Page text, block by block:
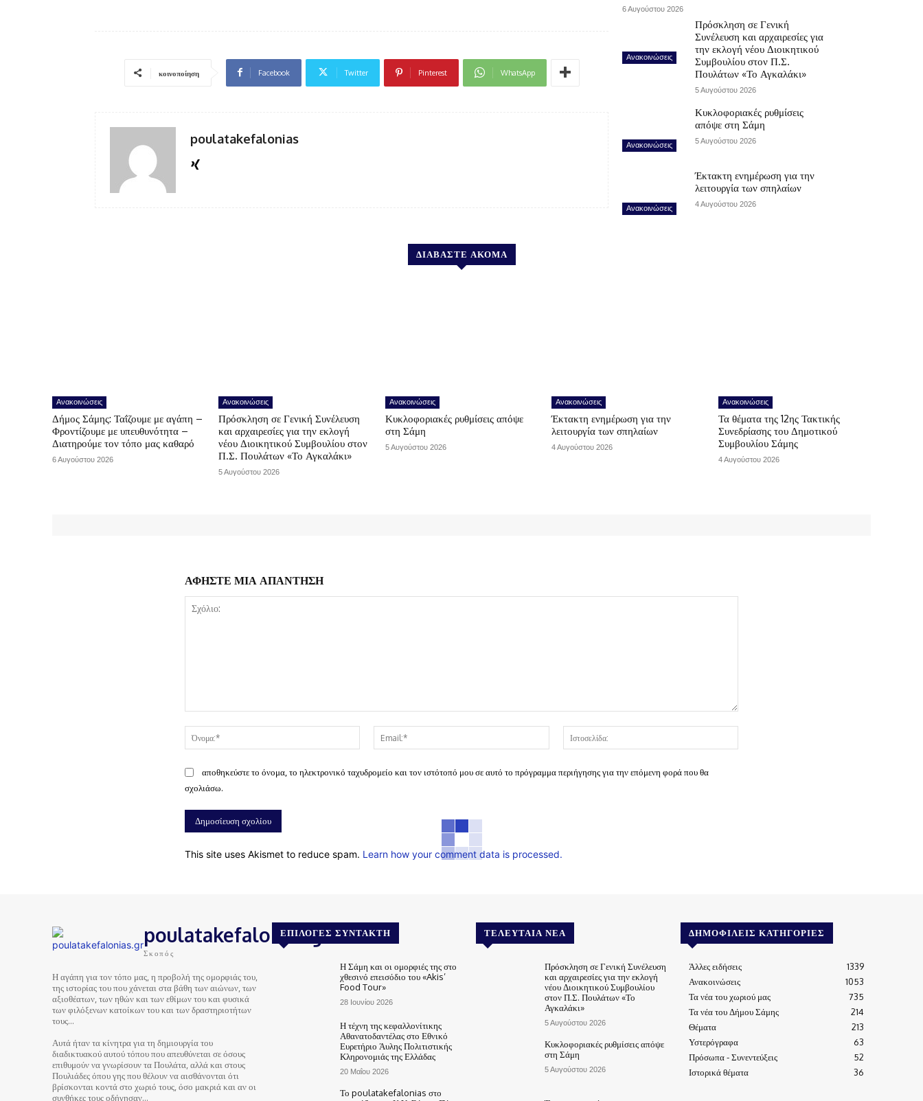
κοινοποίηση Facebook Twitter Pinterest WhatsApp
poulatakefalonias
6 Αυγούστου 2026
Ανακοινώσεις
Πρόσκληση σε Γενική
Συνέλευση και αρχαιρεσίες για
την εκλογή νέου Διοικητικού
Συμβουλίου στον Π.Σ.
Πουλάτων «Το Αγκαλάκι»
5 Αυγούστου 2026
Ανακοινώσεις
Κυκλοφοριακές ρυθμίσεις
απόψε στη Σάμη
5 Αυγούστου 2026
Ανακοινώσεις
Έκτακτη ενημέρωση για την
λειτουργία των σπηλαίων
4 Αυγούστου 2026
ΔΙΑΒΑΣΤΕ ΑΚΟΜΑ
Ανακοινώσεις
Δήμος Σάμης: Ταΐζουμε με αγάπη –
Φροντίζουμε με υπευθυνότητα –
Διατηρούμε τον τόπο μας καθαρό
6 Αυγούστου 2026
Ανακοινώσεις
Πρόσκληση σε Γενική Συνέλευση
και αρχαιρεσίες για την εκλογή
νέου Διοικητικού Συμβουλίου στον
Π.Σ. Πουλάτων «Το Αγκαλάκι»
5 Αυγούστου 2026
Ανακοινώσεις
Κυκλοφοριακές ρυθμίσεις απόψε
στη Σάμη
5 Αυγούστου 2026
Ανακοινώσεις
Έκτακτη ενημέρωση για την
λειτουργία των σπηλαίων
4 Αυγούστου 2026
Ανακοινώσεις
Τα θέματα της 12ης Τακτικής
Συνεδρίασης του Δημοτικού
Συμβουλίου Σάμης
4 Αυγούστου 2026
ΑΦΗΣΤΕ ΜΙΑ ΑΠΑΝΤΗΣΗ
Όνομα:*
Email:*
αποθηκεύστε το όνομα, το ηλεκτρονικό ταχυδρομείο και τον ιστότοπό μου σε αυτό το πρόγραμμα περιήγησης για την επόμενη φορά που θα
σχολιάσω.
This site uses Akismet to reduce spam. Learn how your comment data is processed.
poulatakefalonias.gr
Σκοπός
Η αγάπη για τον τόπο μας, η προβολή της ομορφιάς του,
της ιστορίας του που χάνεται στα βάθη των αιώνων, των
αξιοθέατων, των ηθών και των εθίμων του και φυσικά
των φιλόξενων κατοίκων του και των δραστηριοτήτων
τους…
Αυτά ήταν τα κίνητρα για τη δημιουργία του
διαδικτυακού αυτού τόπου που απευθύνεται σε όσους
επιθυμούν να γνωρίσουν τα Πουλάτα, αλλά και στους
Πουλιάδες όπου γης που θέλουν να αισθάνονται ότι
βρίσκονται κοντά στο χωριό τους, όσο μακριά και αν οι
συνθήκες τους οδήγησαν…
ΕΠΙΛΟΓΈΣ ΣΥΝΤΆΚΤΗ
Η Σάμη και οι ομορφιές της στο
χθεσινό επεισόδιο του «Akis’
Food Tour»
28 Ιουνίου 2026
Η τέχνη της κεφαλλονίτικης
Αθανατοδαντέλας στο Εθνικό
Ευρετήριο Άυλης Πολιτιστικής
Κληρονομιάς της Ελλάδας
20 Μαΐου 2026
Το poulatakefalonias στο
ΤΕΛΕΥΤΑΊΑ ΝΈΑ
Πρόσκληση σε Γενική Συνέλευση
και αρχαιρεσίες για την εκλογή
νέου Διοικητικού Συμβουλίου
στον Π.Σ. Πουλάτων «Το
Αγκαλάκι»
5 Αυγούστου 2026
Κυκλοφοριακές ρυθμίσεις απόψε
στη Σάμη
5 Αυγούστου 2026
ΔΗΜΟΦΙΛΕΊΣ ΚΑΤΗΓΟΡΊΕΣ
Άλλες ειδήσεις
1339
Ανακοινώσεις
1053
Τα νέα του χωριού μας
735
Τα νέα του Δήμου Σάμης
214
Θέματα
213
Υστερόγραφα
63
Πρόσωπα - Συνεντεύξεις
52
Ιστορικά θέματα
36